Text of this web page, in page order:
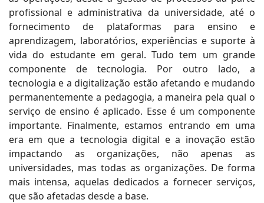
profissional e administrativa da universidade, até o
fornecimento de plataformas para ensino e
aprendizagem, laboratórios, experiências e suporte à
vida do estudante em geral. Tudo tem um grande
componente de tecnologia. Por outro lado, a
tecnologia e a digitalização estão afetando e mudando
permanentemente a pedagogia, a maneira pela qual o
serviço de ensino é aplicado. Esse é um componente
importante. Finalmente, estamos entrando em uma
era em que a tecnologia digital e a inovação estão
impactando as organizações, não apenas as
universidades, mas todas as organizações. De forma
mais intensa, aquelas dedicados a fornecer serviços,
que são afetadas desde a base.